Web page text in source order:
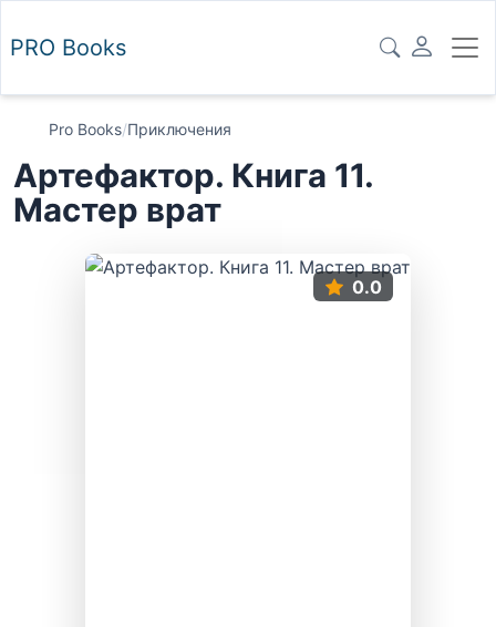
PRO Books
Pro Books/Приключения
Артефактор. Книга 11.
Мастер врат
0.0